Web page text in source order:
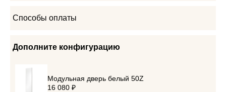
Способы оплаты
Дополните конфигурацию
Модульная дверь белый 50Z
16 080 ₽